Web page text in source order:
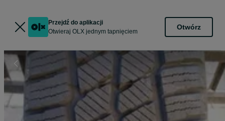
Przejdź do aplikacji
Otwieraj OLX jednym tapnięciem
Otwórz